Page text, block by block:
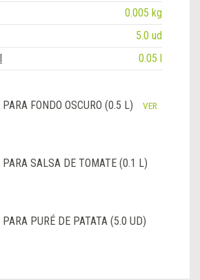
0.005 kg
5.0 ud
0.05 l
PARA FONDO OSCURO (0.5 L)
VER
PARA SALSA DE TOMATE (0.1 L)
PARA PURÉ DE PATATA (5.0 UD)